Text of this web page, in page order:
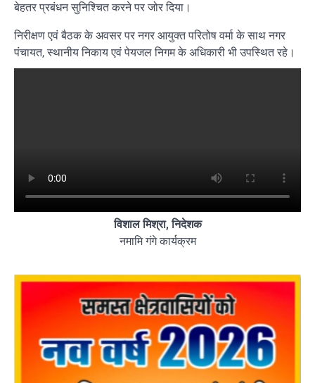
बेहतर प्रबंधन सुनिश्चित करने पर जोर दिया।
निरीक्षण एवं बैठक के अवसर पर नगर आयुक्त परितोष वर्मा के साथ नगर
पंचायत, स्थानीय निकाय एवं पेयजल निगम के अधिकारी भी उपस्थित रहे।
विशाल मिश्रा, निदेशक
नमामि गंगे कार्यक्रम